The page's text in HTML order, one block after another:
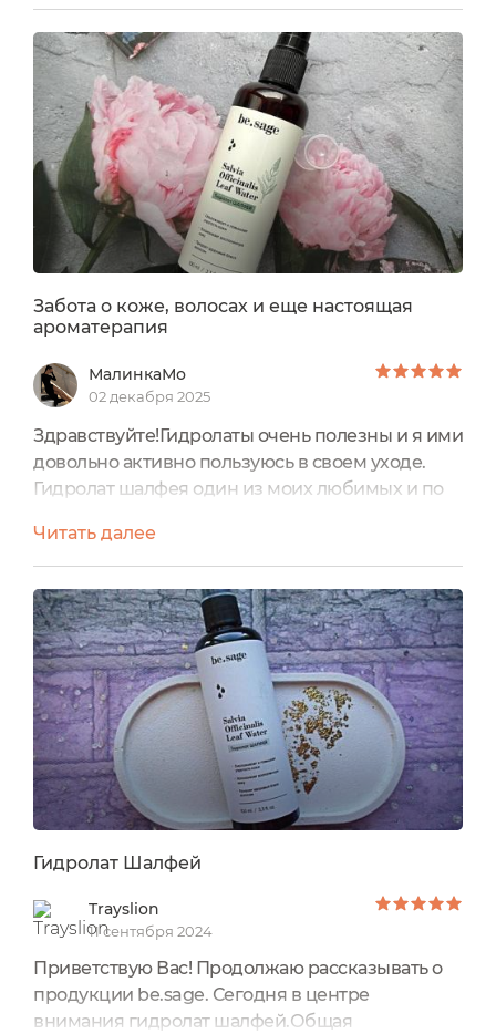
тоника или ухода за кожей тела), я выделила
для себя особенно любимые - розу, сосну, мяту.
Впрочем другие травки тоже Гуд. Тот же
Шалфей. Замечательная трава, известная еще
по заваренному в чашке варианту...
Забота о коже, волосах и еще настоящая
ароматерапия
МалинкаМо
02 декабря 2025
Здравствуйте!Гидролаты очень полезны и я ими
довольно активно пользуюсь в своем уходе.
Гидролат шалфея один из моих любимых и по
люблю запах самого щалфея, ведь он такой
пряный и интересный.Хочу рассказать про
гидролат бренда Be.SageBe.Sage Гидролат
шалфейОчень удобный флакон у гидролата, с
распылителем, а дизайн у флакона
минималистичный и простой, только...
Читать далее
Гидролат Шалфей
Trayslion
11 сентября 2024
Приветствую Вас! Продолжаю рассказывать о
продукции be.sage. Сегодня в центре
внимания гидролат шалфей.Общая